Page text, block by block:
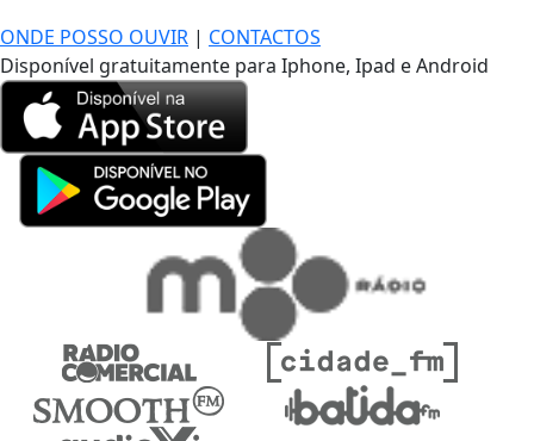
ONDE POSSO OUVIR | CONTACTOS
Disponível gratuitamente para Iphone, Ipad e Android